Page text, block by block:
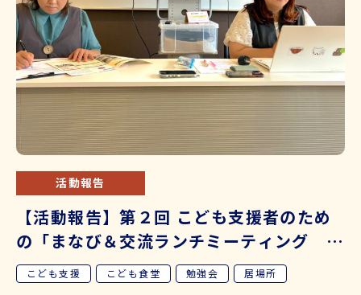
活動報告
【活動報告】第２回 こども支援者のため
の「まなび＆交流ランチミーティング こ
ども食堂編」を開催しました
こども支援 こども食堂 勉強会 居場所